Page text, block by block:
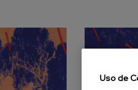
Franz
Franz Schmidt
bosqueUso de